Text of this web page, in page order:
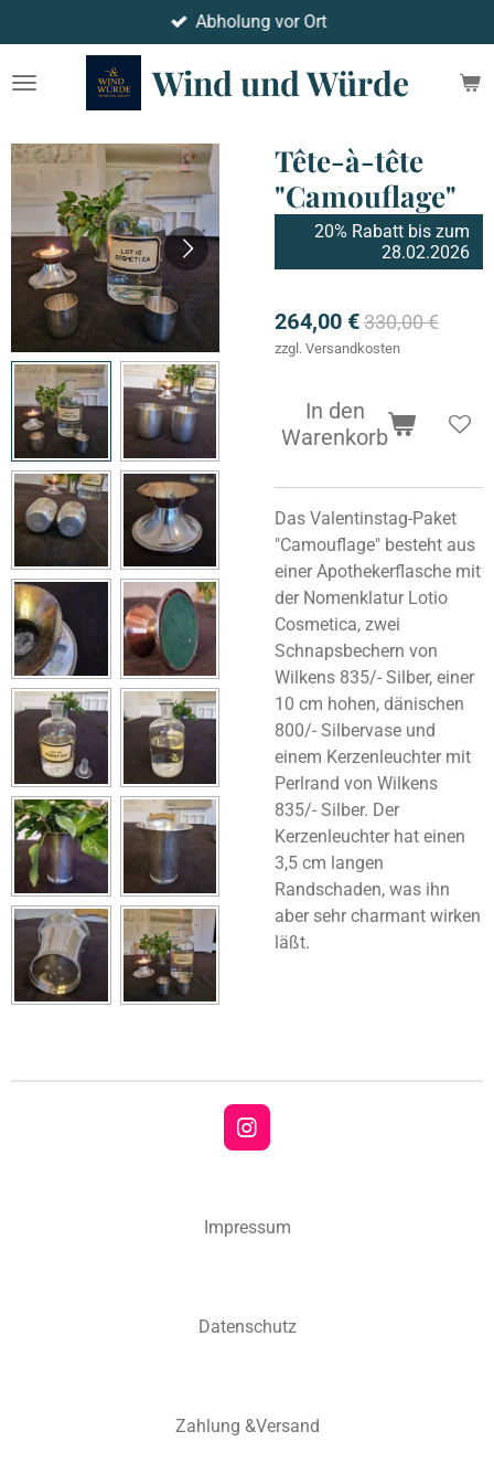
Hauptinhalt
springen
Wind und Würde
Abholung vor Ort
Tête-à-tête
"Camouflage"
20% Rabatt bis zum
28.02.2026
264,00 €330,00 €
zzgl. Versandkosten
In den
Warenkorb
Das Valentinstag-Paket
"Camouflage" besteht aus
einer Apothekerflasche mit
der Nomenklatur Lotio
Cosmetica, zwei
Schnapsbechern von
Wilkens 835/- Silber, einer
10 cm hohen, dänischen
800/- Silbervase und
einem Kerzenleuchter mit
Perlrand von Wilkens
835/- Silber. Der
Kerzenleuchter hat einen
3,5 cm langen
Randschaden, was ihn
aber sehr charmant wirken
läßt.
I
n
a
Impressum
Datenschutz
Zahlung &Versand